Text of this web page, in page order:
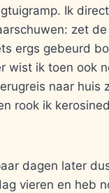
Ik
zet
ergs gebeurd
wist ik toen ook
naar huis
rook ik
dagen later
vieren en heb